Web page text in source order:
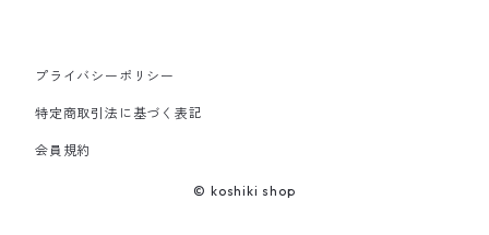
Hagoromo
Kaguya
季節人形・飾り
木地人形
華珠
親王飾り〔道具付き〕
五人飾り
段飾り
親王飾りセット
花つむぎ
親王飾り〔道具付き〕
花がさね
手ぬぐい
食べもの
プライバシーポリシー
特定商取引法に基づく表記
会員規約
© koshiki shop